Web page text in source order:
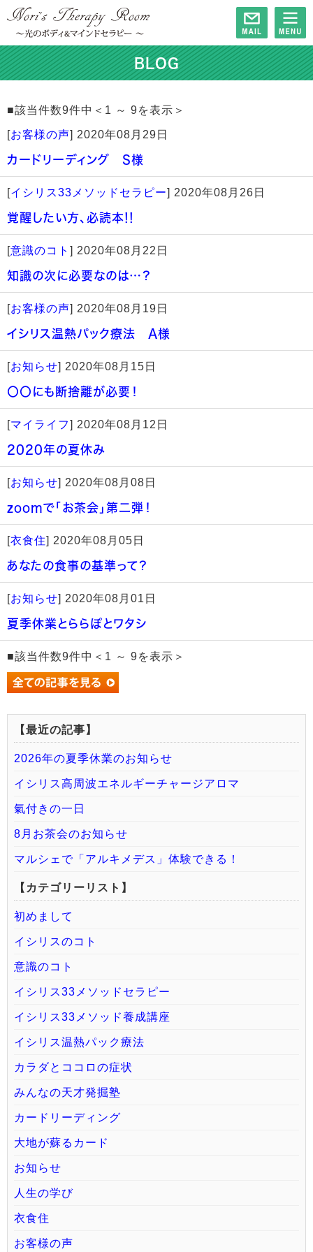
BLOG
■該当件数9件中＜1 ～ 9を表示＞
[お客様の声] 2020年08月29日
カードリーディング S様
[イシリス33メソッドセラピー] 2020年08月26日
覚醒したい方、必読本!!
[意識のコト ] 2020年08月22日
知識の次に必要なのは…？
[お客様の声] 2020年08月19日
イシリス温熱パック療法 A様
[お知らせ] 2020年08月15日
〇〇にも断捨離が必要！
[マイライフ] 2020年08月12日
2020年の夏休み
[お知らせ] 2020年08月08日
zoomで「お茶会」第二弾！
[衣食住] 2020年08月05日
あなたの食事の基準って？
[お知らせ] 2020年08月01日
夏季休業とららぽとワタシ
■該当件数9件中＜1 ～ 9を表示＞
【最近の記事】
2026年の夏季休業のお知らせ
イシリス高周波エネルギーチャージアロマ
氣付きの一日
8月お茶会のお知らせ
マルシェで「アルキメデス」体験できる！
【カテゴリーリスト】
初めまして
イシリスのコト
意識のコト
イシリス33メソッドセラピー
イシリス33メソッド養成講座
イシリス温熱パック療法
カラダとココロの症状
みんなの天才発掘塾
カードリーディング
大地が蘇るカード
お知らせ
人生の学び
衣食住
お客様の声